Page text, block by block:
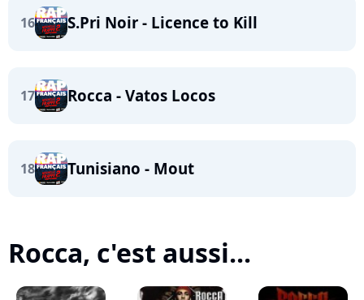
16 S.Pri Noir - Licence to Kill
17 Rocca - Vatos Locos
18 Tunisiano - Mout
Rocca, c'est aussi...